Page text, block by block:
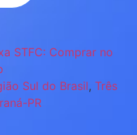
STFC: Comprar no
Sul do Brasil, Três
PR